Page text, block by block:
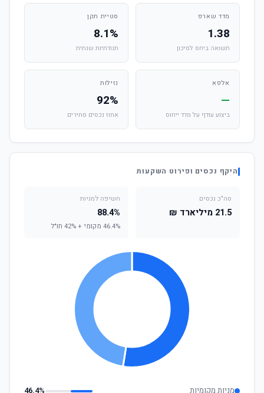
מדד שארפ
1.38
תשואה ביחס לסיכון
סטיית תקן
8.1%
תנודתיות שנתית
אלפא
—
ביצוע עודף על מדד ייחוס
נזילות
92%
אחוז נכסים סחירים
היקף נכסים ופירוט השקעות
סה"כ נכסים
21.5 מיליארד ₪
חשיפה למניות
88.4%
46.4% מקומי + 42% חו"ל
מניות מקומיות 46.4%